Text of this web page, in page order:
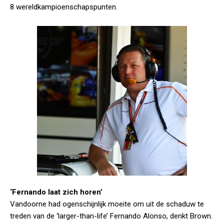
8 wereldkampioenschapspunten.
‘Fernando laat zich horen’
Vandoorne had ogenschijnlijk moeite om uit de schaduw te
treden van de ‘larger-than-life’ Fernando Alonso, denkt Brown.